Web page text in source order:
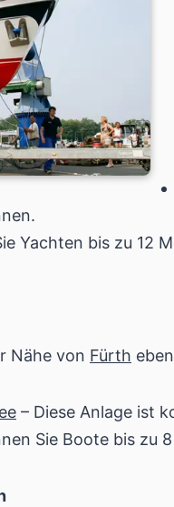
Yachten bis zu 12
Nähe von Fürth
– Diese Anlage ist
Sie Boote bis zu